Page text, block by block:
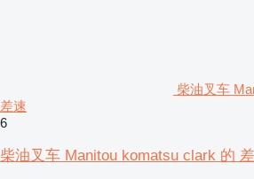
柴油叉车
差速
6
柴油叉车 Manitou komatsu clark 的